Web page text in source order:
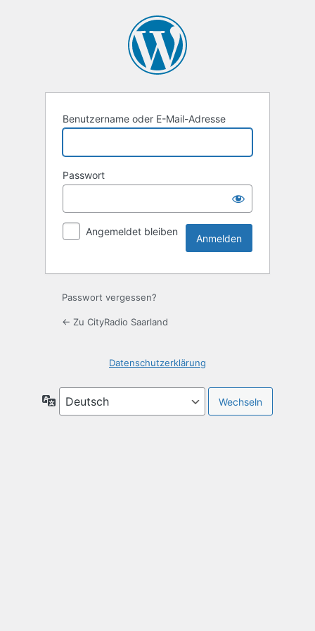
Benutzername oder E-Mail-Adresse
Passwort
Angemeldet bleiben
Passwort vergessen?
← Zu CityRadio Saarland
Datenschutzerklärung
Sprache